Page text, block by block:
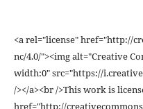
<a rel="license" href="http://
nc/4.0/"><img alt="Creative
width:0" src="https://
/></a><br />This work is
href="http://